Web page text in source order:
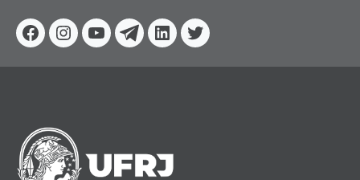
Facebook
Instagram
YoutubeTelegram
Linkedin
Twitter